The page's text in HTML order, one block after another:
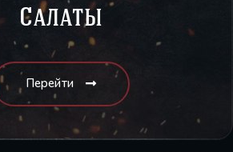
Салаты
Перейти